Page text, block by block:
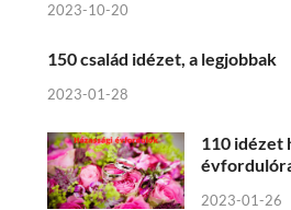
2023-10-20
150 család idézet, a legjobbak
2023-01-28
110 idézet
2023-01-26